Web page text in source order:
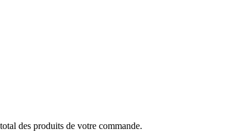
des produits de votre commande.